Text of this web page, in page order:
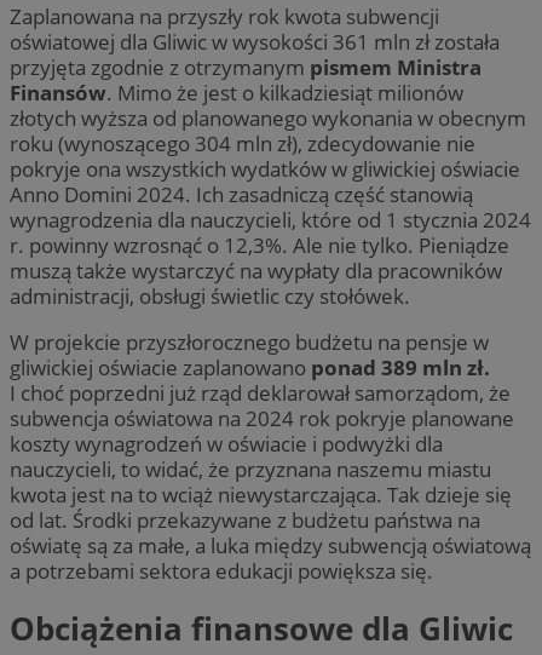
Zaplanowana na przyszły rok kwota subwencji
oświatowej dla Gliwic w wysokości 361 mln zł została
przyjęta zgodnie z otrzymanym pismem Ministra
Finansów. Mimo że jest o kilkadziesiąt milionów
złotych wyższa od planowanego wykonania w obecnym
roku (wynoszącego 304 mln zł), zdecydowanie nie
pokryje ona wszystkich wydatków w gliwickiej oświacie
Anno Domini 2024. Ich zasadniczą część stanowią
wynagrodzenia dla nauczycieli, które od 1 stycznia 2024
r. powinny wzrosnąć o 12,3%. Ale nie tylko. Pieniądze
muszą także wystarczyć na wypłaty dla pracowników
administracji, obsługi świetlic czy stołówek.
W projekcie przyszłorocznego budżetu na pensje w
gliwickiej oświacie zaplanowano ponad 389 mln zł.
I choć poprzedni już rząd deklarował samorządom, że
subwencja oświatowa na 2024 rok pokryje planowane
koszty wynagrodzeń w oświacie i podwyżki dla
nauczycieli, to widać, że przyznana naszemu miastu
kwota jest na to wciąż niewystarczająca. Tak dzieje się
od lat. Środki przekazywane z budżetu państwa na
oświatę są za małe, a luka między subwencją oświatową
a potrzebami sektora edukacji powiększa się.
Obciążenia finansowe dla Gliwic